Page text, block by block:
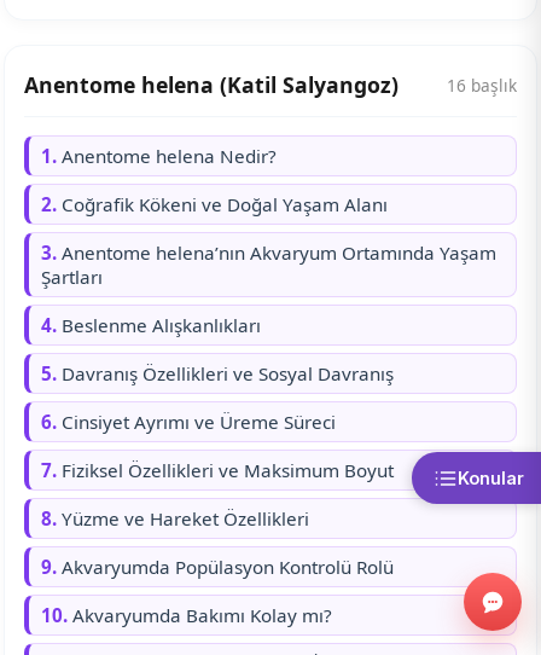
Anentome helena (Katil Salyangoz) 16 başlık
1. Anentome helena Nedir?
2. Coğrafik Kökeni ve Doğal Yaşam Alanı
3. Anentome helena’nın Akvaryum Ortamında Yaşam
Şartları
4. Beslenme Alışkanlıkları
5. Davranış Özellikleri ve Sosyal Davranış
6. Cinsiyet Ayrımı ve Üreme Süreci
7. Fiziksel Özellikleri ve Maksimum Boyut
8. Yüzme ve Hareket Özellikleri
9. Akvaryumda Popülasyon Kontrolü Rolü
10. Akvaryumda Bakımı Kolay mı?
Konular